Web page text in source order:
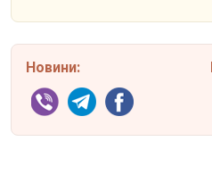
Новини: